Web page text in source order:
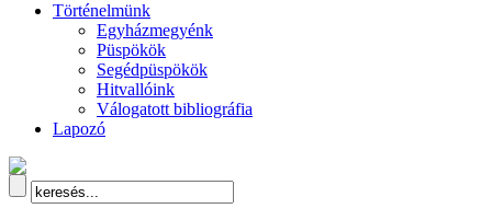
Történelmünk
Egyházmegyénk
Püspökök
Segédpüspökök
Hitvallóink
Válogatott bibliográfia
Lapozó